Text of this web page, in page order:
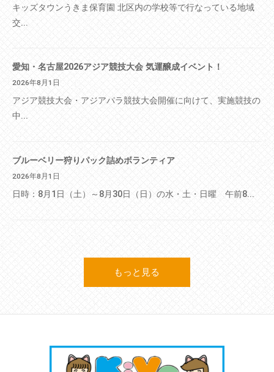
キッズタウンうきま保育園 北区内の学校等で行なっている地域
交...
愛知・名古屋2026アジア競技大会 気運醸成イベント！
2026年8月1日
アジア競技大会・アジアパラ競技大会開催に向けて、実施競技の
中...
ブルーベリー狩りパック詰めボランティア
2026年8月1日
日時：8月1日（土）～8月30日（日）の水・土・日曜 午前8...
もっと見る